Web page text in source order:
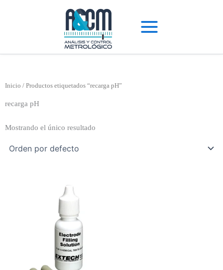
Inicio / Productos etiquetados “recarga pH”
recarga pH
Mostrando el único resultado